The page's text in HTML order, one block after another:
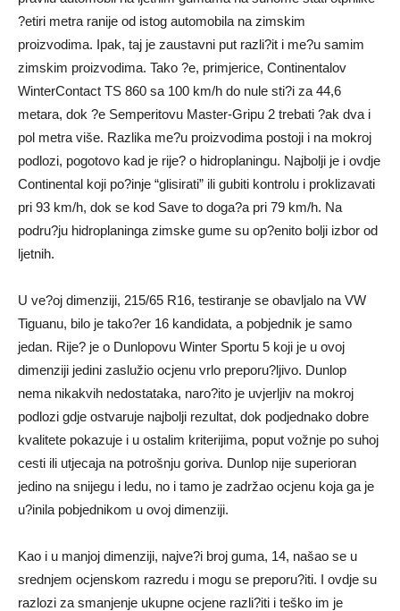
?etiri metra ranije od istog automobila na zimskim
proizvodima. Ipak, taj je zaustavni put razli?it i me?u samim
zimskim proizvodima. Tako ?e, primjerice, Continentalov
WinterContact TS 860 sa 100 km/h do nule sti?i za 44,6
metara, dok ?e Semperitovu Master-Gripu 2 trebati ?ak dva i
pol metra više. Razlika me?u proizvodima postoji i na mokroj
podlozi, pogotovo kad je rije? o hidroplaningu. Najbolji je i ovdje
Continental koji po?inje “glisirati” ili gubiti kontrolu i proklizavati
pri 93 km/h, dok se kod Save to doga?a pri 79 km/h. Na
podru?ju hidroplaninga zimske gume su op?enito bolji izbor od
ljetnih.
U ve?oj dimenziji, 215/65 R16, testiranje se obavljalo na VW
Tiguanu, bilo je tako?er 16 kandidata, a pobjednik je samo
jedan. Rije? je o Dunlopovu Winter Sportu 5 koji je u ovoj
dimenziji jedini zaslužio ocjenu vrlo preporu?ljivo. Dunlop
nema nikakvih nedostataka, naro?ito je uvjerljiv na mokroj
podlozi gdje ostvaruje najbolji rezultat, dok podjednako dobre
kvalitete pokazuje i u ostalim kriterijima, poput vožnje po suhoj
cesti ili utjecaja na potrošnju goriva. Dunlop nije superioran
jedino na snijegu i ledu, no i tamo je zadržao ocjenu koja ga je
u?inila pobjednikom u ovoj dimenziji.
Kao i u manjoj dimenziji, najve?i broj guma, 14, našao se u
srednjem ocjenskom razredu i mogu se preporu?iti. I ovdje su
razlozi za smanjenje ukupne ocjene razli?iti i teško im je